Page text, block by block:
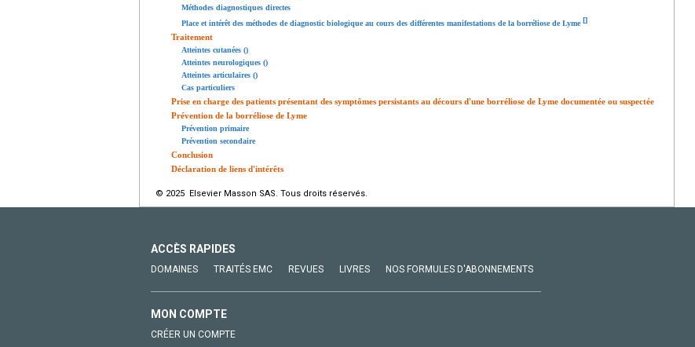
Méthodes diagnostiques directes
Place et intérêt des méthodes de diagnostic biologique au cours des différentes manifestations de la borréliose de Lyme[]
Traitement
Atteintes cutanées ()
Atteintes neurologiques ()
Atteintes articulaires ()
Cas particuliers
Prise en charge des patients présentant des symptômes persistants au décours d'une borréliose de Lyme documentée ou suspectée
Prévention de la borréliose de Lyme
Prévention primaire
Prévention secondaire
Conclusion
Déclaration de liens d'intérêts
© 2025 Elsevier Masson SAS. Tous droits réservés.
ACCÈS RAPIDES
DOMAINES TRAITÉS EMC REVUES LIVRES NOS FORMULES D'ABONNEMENTS
MON COMPTE
CRÉER UN COMPTE